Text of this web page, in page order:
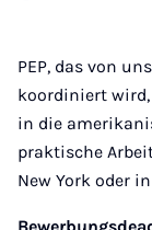
PEP, das von
koordiniert
in die
praktische
New York oder